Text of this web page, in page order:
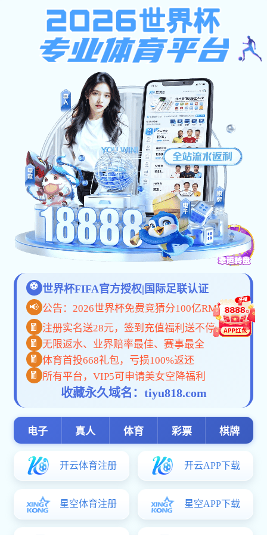
南宫28加拿大软件
南宫28加拿大软件:302 Found
none
南宫28加拿大软件-天成企业集团